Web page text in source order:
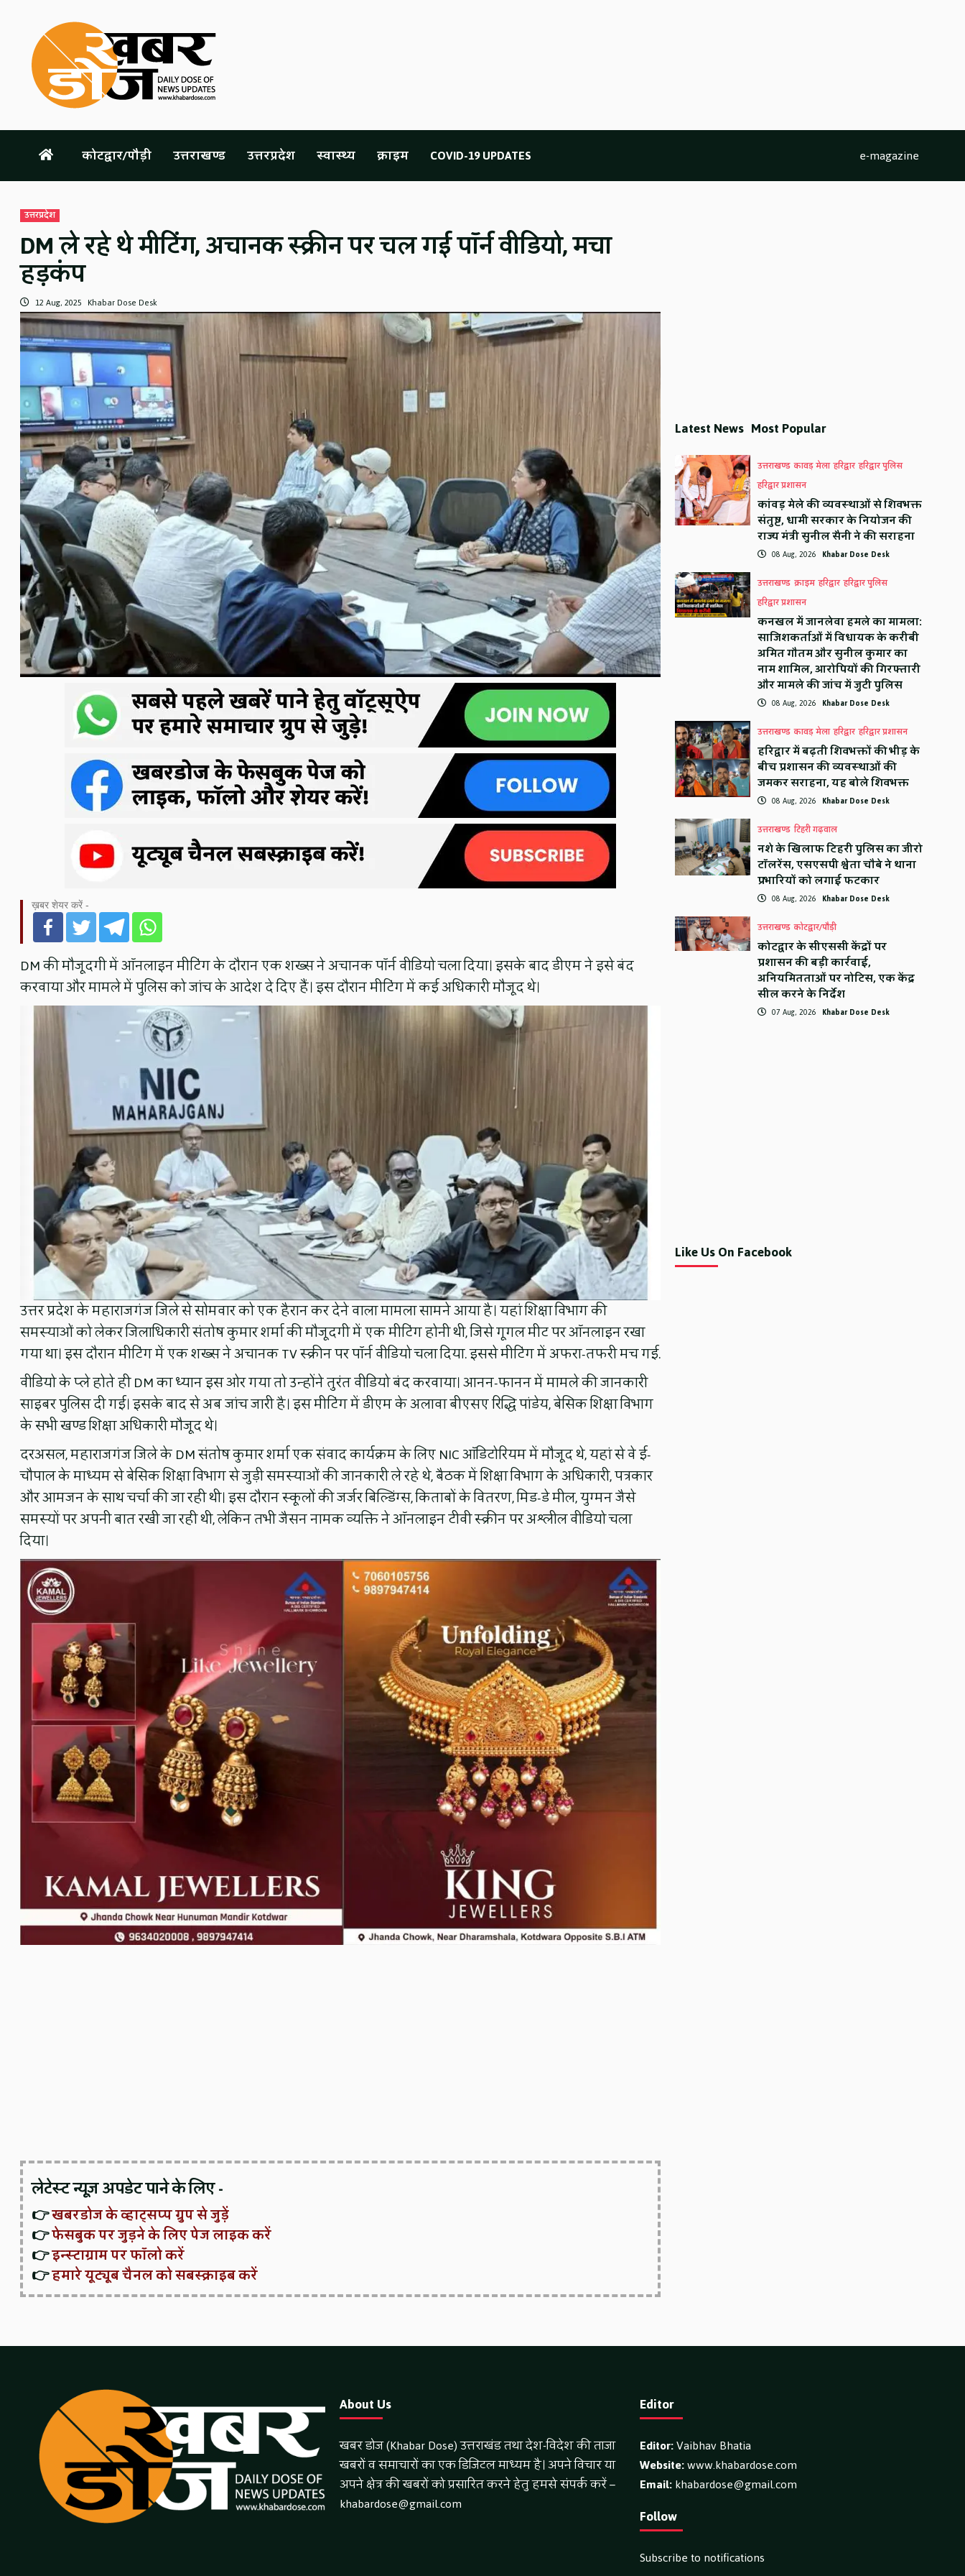
content
कोटद्वार/पौड़ी उत्तराखण्ड उत्तरप्रदेश स्वास्थ्य क्राइम COVID-19 UPDATES e-magazine
उत्तरप्रदेश
DM ले रहे थे मीटिंग, अचानक स्क्रीन पर चल गई पॉर्न वीडियो, मचा
हड़कंप
12 Aug, 2025 Khabar Dose Desk
ख़बर शेयर करें -
DM की मौजूदगी में ऑनलाइन मीटिंग के दौरान एक शख्स ने अचानक पॉर्न वीडियो चला दिया। इसके बाद डीएम ने इसे बंद
करवाया और मामले में पुलिस को जांच के आदेश दे दिए हैं। इस दौरान मीटिंग में कई अधिकारी मौजूद थे।
उत्तर प्रदेश के महाराजगंज जिले से सोमवार को एक हैरान कर देने वाला मामला सामने आया है। यहां शिक्षा विभाग की
समस्याओं को लेकर जिलाधिकारी संतोष कुमार शर्मा की मौजूदगी में एक मीटिंग होनी थी, जिसे गूगल मीट पर ऑनलाइन रखा
गया था। इस दौरान मीटिंग में एक शख्स ने अचानक TV स्क्रीन पर पॉर्न वीडियो चला दिया. इससे मीटिंग में अफरा-तफरी मच गई.
वीडियो के प्ले होते ही DM का ध्यान इस ओर गया तो उन्होंने तुरंत वीडियो बंद करवाया। आनन-फानन में मामले की जानकारी
साइबर पुलिस दी गई। इसके बाद से अब जांच जारी है। इस मीटिंग में डीएम के अलावा बीएसए रिद्धि पांडेय, बेसिक शिक्षा विभाग
के सभी खण्ड शिक्षा अधिकारी मौजूद थे।
दरअसल, महाराजगंज जिले के DM संतोष कुमार शर्मा एक संवाद कार्यक्रम के लिए NIC ऑडिटोरियम में मौजूद थे, यहां से वे ई-
चौपाल के माध्यम से बेसिक शिक्षा विभाग से जुड़ी समस्याओं की जानकारी ले रहे थे, बैठक में शिक्षा विभाग के अधिकारी, पत्रकार
और आमजन के साथ चर्चा की जा रही थी। इस दौरान स्कूलों की जर्जर बिल्डिंग्स, किताबों के वितरण, मिड-डे मील, युग्मन जैसे
समस्याें पर अपनी बात रखी जा रही थी, लेकिन तभी जैसन नामक व्यक्ति ने ऑनलाइन टीवी स्क्रीन पर अश्लील वीडियो चला
दिया।
लेटेस्ट न्यूज़ अपडेट पाने के लिए -
👉खबरडोज के व्हाट्सप्प ग्रुप से जुड़ें
👉फेसबुक पर जुड़ने के लिए पेज लाइक करें
👉इन्स्टाग्राम पर फॉलो करें
👉हमारे यूट्यूब चैनल को सबस्क्राइब करें
Latest News Most Popular
उत्तराखण्ड कावड़ मेला हरिद्वार हरिद्वार पुलिस
हरिद्वार प्रशासन
कांवड़ मेले की व्यवस्थाओं से शिवभक्त
संतुष्ट, धामी सरकार के नियोजन की
राज्य मंत्री सुनील सैनी ने की सराहना
08 Aug, 2026 Khabar Dose Desk
उत्तराखण्ड क्राइम हरिद्वार हरिद्वार पुलिस
हरिद्वार प्रशासन
कनखल में जानलेवा हमले का मामला:
साजिशकर्ताओं में विधायक के करीबी
अमित गौतम और सुनील कुमार का
नाम शामिल, आरोपियों की गिरफ्तारी
और मामले की जांच में जुटी पुलिस
08 Aug, 2026 Khabar Dose Desk
उत्तराखण्ड कावड़ मेला हरिद्वार हरिद्वार प्रशासन
हरिद्वार में बढ़ती शिवभक्तों की भीड़ के
बीच प्रशासन की व्यवस्थाओं की
जमकर सराहना, यह बोले शिवभक्त
08 Aug, 2026 Khabar Dose Desk
उत्तराखण्ड टिहरी गढ़वाल
नशे के खिलाफ टिहरी पुलिस का जीरो
टॉलरेंस, एसएसपी श्वेता चौबे ने थाना
प्रभारियों को लगाई फटकार
08 Aug, 2026 Khabar Dose Desk
उत्तराखण्ड कोटद्वार/पौड़ी
कोटद्वार के सीएससी केंद्रों पर
प्रशासन की बड़ी कार्रवाई,
अनियमितताओं पर नोटिस, एक केंद्र
सील करने के निर्देश
07 Aug, 2026 Khabar Dose Desk
Like Us On Facebook
About Us
खबर डोज (Khabar Dose) उत्तराखंड तथा देश-विदेश की ताजा
खबरों व समाचारों का एक डिजिटल माध्यम है। अपने विचार या
अपने क्षेत्र की खबरों को प्रसारित करने हेतु हमसे संपर्क करें –
khabardose@gmail.com
Editor
Editor:Vaibhav Bhatia
Website:www.khabardose.com
Email:khabardose@gmail.com
Follow
Subscribe to notifications